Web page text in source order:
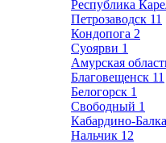
Республика
Петрозаводск 11
Кондопога 2
Суоярви 1
Амурская
Благовещенск 11
Белогорск 1
Свободный 1
Кабардино-
Нальчик 12